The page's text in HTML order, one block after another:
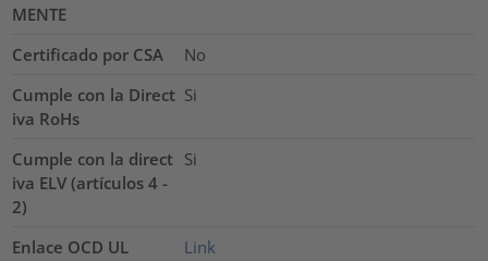
MENTE
Certificado por CSA
No
Cumple con la Direct
iva RoHs
Si
Cumple con la direct
iva ELV (artículos 4 -
2)
Si
Enlace OCD UL
Link